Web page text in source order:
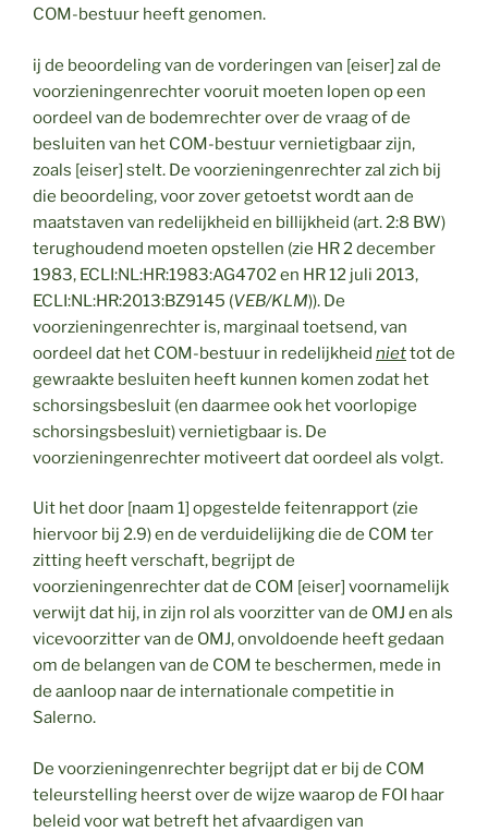
COM-bestuur heeft genomen.
ij de beoordeling van de vorderingen van [eiser] zal de
voorzieningenrechter vooruit moeten lopen op een
oordeel van de bodemrechter over de vraag of de
besluiten van het COM-bestuur vernietigbaar zijn,
zoals [eiser] stelt. De voorzieningenrechter zal zich bij
die beoordeling, voor zover getoetst wordt aan de
maatstaven van redelijkheid en billijkheid (art. 2:8 BW)
terughoudend moeten opstellen (zie HR 2 december
1983, ECLI:NL:HR:1983:AG4702 en HR 12 juli 2013,
ECLI:NL:HR:2013:BZ9145 (VEB/KLM)). De
voorzieningenrechter is, marginaal toetsend, van
oordeel dat het COM-bestuur in redelijkheid niettot de
gewraakte besluiten heeft kunnen komen zodat het
schorsingsbesluit (en daarmee ook het voorlopige
schorsingsbesluit) vernietigbaar is. De
voorzieningenrechter motiveert dat oordeel als volgt.
Uit het door [naam 1] opgestelde feitenrapport (zie
hiervoor bij 2.9) en de verduidelijking die de COM ter
zitting heeft verschaft, begrijpt de
voorzieningenrechter dat de COM [eiser] voornamelijk
verwijt dat hij, in zijn rol als voorzitter van de OMJ en als
vicevoorzitter van de OMJ, onvoldoende heeft gedaan
om de belangen van de COM te beschermen, mede in
de aanloop naar de internationale competitie in
Salerno.
De voorzieningenrechter begrijpt dat er bij de COM
teleurstelling heerst over de wijze waarop de FOI haar
beleid voor wat betreft het afvaardigen van